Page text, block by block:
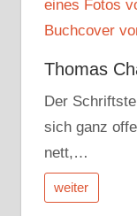
Thomas
Der
sich ganz
nett,…
weiter